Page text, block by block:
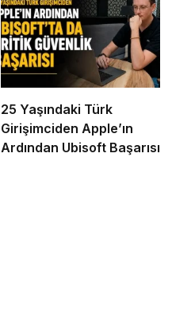
25 Yaşındaki Türk
Girişimciden Apple’ın
Ardından Ubisoft Başarısı